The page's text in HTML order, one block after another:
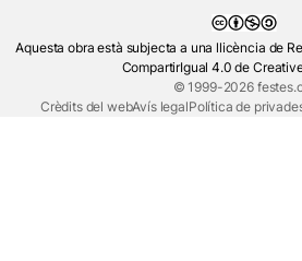
Aquesta obra està subjecta a una llicència de
CompartirIgual 4.0 de
© 1999-2026
Crèdits del webAvís legalPolítica de